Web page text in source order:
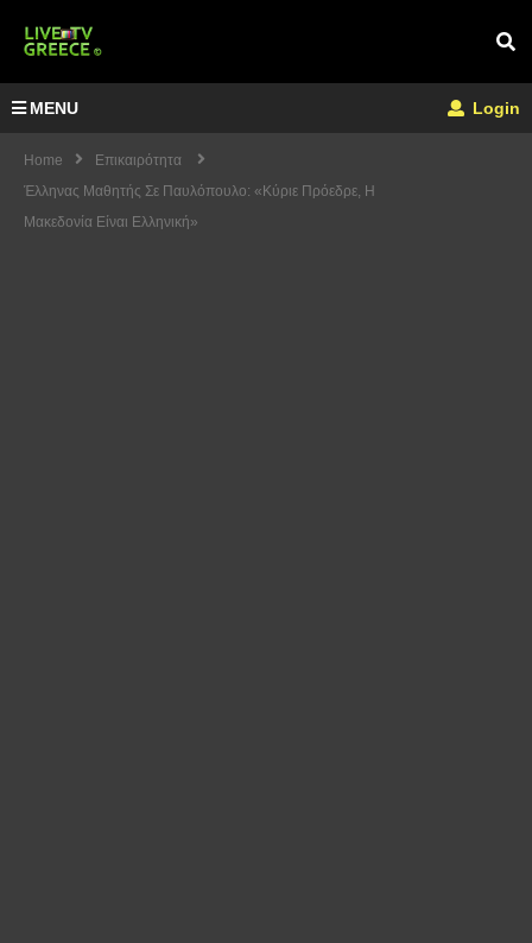
MENU Login
Home
Επικαιρότητα
Έλληνας Μαθητής Σε Παυλόπουλο: «Κύριε Πρόεδρε, Η
Μακεδονία Είναι Ελληνική»